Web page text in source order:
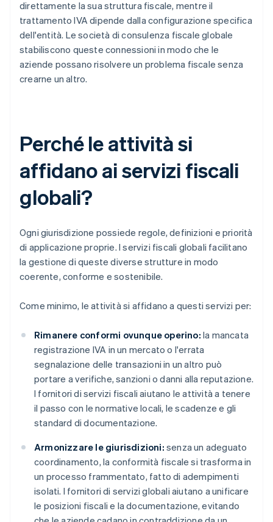
direttamente la sua struttura fiscale, mentre il
trattamento IVA dipende dalla configurazione specifica
dell'entità. Le società di consulenza fiscale globale
stabiliscono queste connessioni in modo che le
aziende possano risolvere un problema fiscale senza
crearne un altro.
Perché le attività si
affidano ai servizi fiscali
globali?
Ogni giurisdizione possiede regole, definizioni e priorità
di applicazione proprie. I servizi fiscali globali facilitano
la gestione di queste diverse strutture in modo
coerente, conforme e sostenibile.
Come minimo, le attività si affidano a questi servizi per:
Rimanere conformi ovunque operino: la mancata
registrazione IVA in un mercato o l'errata
segnalazione delle transazioni in un altro può
portare a verifiche, sanzioni o danni alla reputazione.
I fornitori di servizi fiscali aiutano le attività a tenere
il passo con le normative locali, le scadenze e gli
standard di documentazione.
Armonizzare le giurisdizioni: senza un adeguato
coordinamento, la conformità fiscale si trasforma in
un processo frammentato, fatto di adempimenti
isolati. I fornitori di servizi globali aiutano a unificare
le posizioni fiscali e la documentazione, evitando